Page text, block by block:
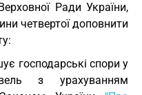
Ради України,
четвертої доповнити
господарські спори у
з урахуванням